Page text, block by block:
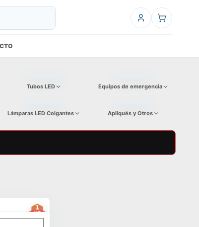
Tubos LED Equipos de emergencia
Lámparas LED Colgantes Apliqués y Otros